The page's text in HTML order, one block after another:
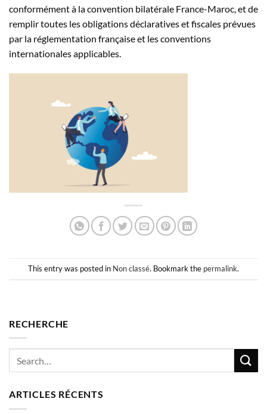
conformément à la convention bilatérale France-Maroc, et de
remplir toutes les obligations déclaratives et fiscales prévues
par la réglementation française et les conventions
internationales applicables.
This entry was posted in Non classé. Bookmark the permalink.
RECHERCHE
ARTICLES RÉCENTS